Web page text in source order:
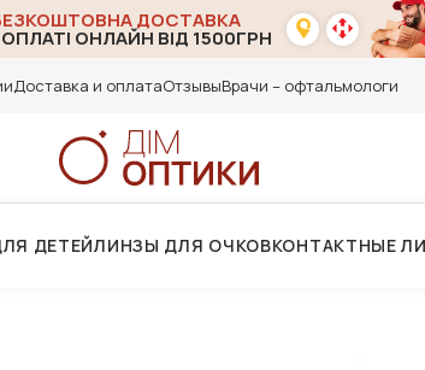
ДОСТАВКА
ОНЛАЙН ВІД 1500ГРН
Доставка и оплатаОтзывыВрачи – офтальмологи
ДЕТЕЙЛИНЗЫ ДЛЯ ОЧКОВКОНТАКТНЫЕ